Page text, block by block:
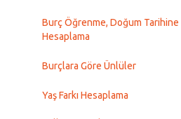
Burç Öğrenme, Doğum Tarihine
Hesaplama
Burçlara Göre Ünlüler
Yaş Farkı Hesaplama